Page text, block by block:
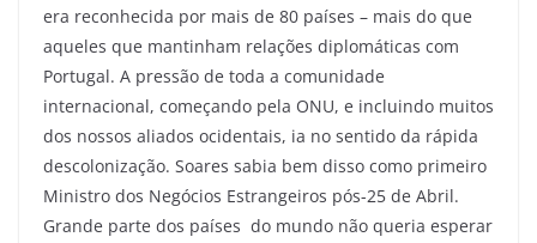
era reconhecida por mais de 80 países – mais do que
aqueles que mantinham relações diplomáticas com
Portugal. A pressão de toda a comunidade
internacional, começando pela ONU, e incluindo muitos
dos nossos aliados ocidentais, ia no sentido da rápida
descolonização. Soares sabia bem disso como primeiro
Ministro dos Negócios Estrangeiros pós-25 de Abril.
Grande parte dos países do mundo não queria esperar